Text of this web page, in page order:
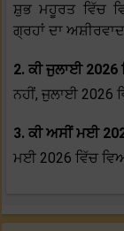
ਸ਼ੁਭ ਮਹੂਰਤ ਵਿੱਚ
ਗ੍ਰਹਾਂ ਦਾ
2. ਕੀ ਜੁਲਾਈ
ਨਹੀਂ, ਜੁਲਾਈ 2026
3. ਕੀ ਅਸੀਂ ਮਈ
ਮਈ 2026 ਵਿੱਚ